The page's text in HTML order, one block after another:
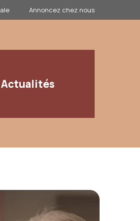
Annoncez chez nous
Actualités